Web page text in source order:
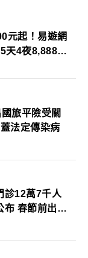
元起！易遊網
天4夜8,888元
旅平險受關
法定傳染病
診12萬7千人
布 春節前出國